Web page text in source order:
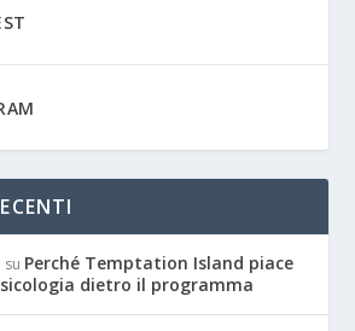
su Perché Temptation Island piace
dietro il programma